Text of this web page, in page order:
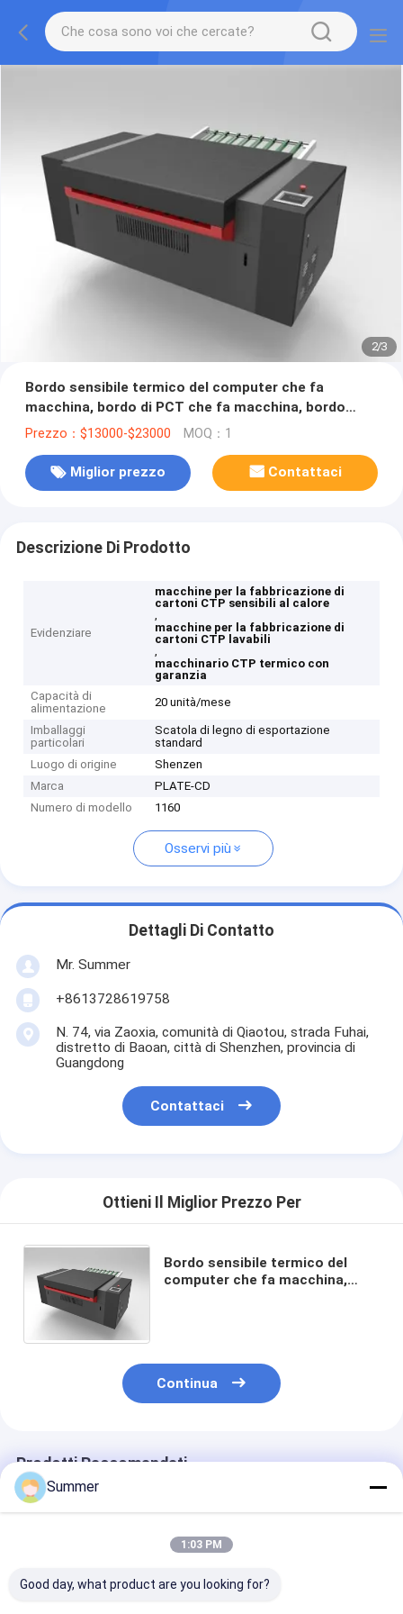
2/3
Bordo sensibile termico del computer che fa
macchina, bordo di PCT che fa macchina, bordo
lavabile di PCT che fa macchina
Prezzo：$13000-$23000 MOQ：1
Miglior prezzo Contattaci
Descrizione Di Prodotto
Evidenziare
macchine per la fabbricazione di
cartoni CTP sensibili al calore
,
macchine per la fabbricazione di
cartoni CTP lavabili
,
macchinario CTP termico con
garanzia
Capacità di
alimentazione
20 unità/mese
Imballaggi
particolari
Scatola di legno di esportazione
standard
Luogo di origine
Shenzen
Marca
PLATE-CD
Numero di modello
1160
Osservi più
Dettagli Di Contatto
Mr. Summer
+8613728619758
N. 74, via Zaoxia, comunità di Qiaotou, strada Fuhai,
distretto di Baoan, città di Shenzhen, provincia di
Guangdong
Contattaci
Ottieni Il Miglior Prezzo Per
Bordo sensibile termico del
computer che fa macchina,
Continua
Prodotti Raccomandati
Summer
1:03 PM
Good day, what product are you looking for?